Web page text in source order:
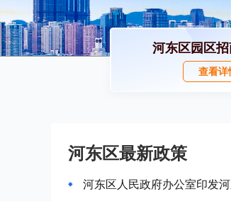
河东区园区
查看详
河东区最新政策
河东区人民政府办公室印发